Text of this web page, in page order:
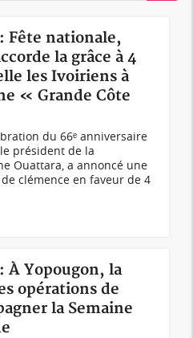
Fête nationale,
la grâce à 4
les Ivoiriens à
« Grande Côte
du 66ᵉ anniversaire
président de la
Ouattara, a annoncé une
clémence en faveur de 4
À Yopougon, la
opérations de
la Semaine